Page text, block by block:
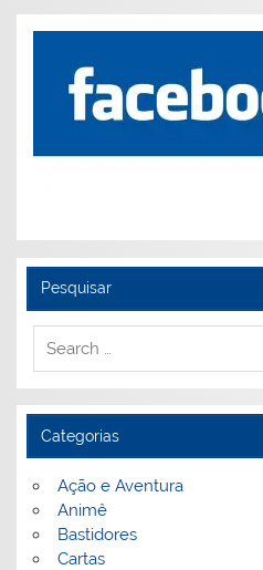
Pesquisar
Categorias
Ação e Aventura
Animê
Bastidores
Cartas